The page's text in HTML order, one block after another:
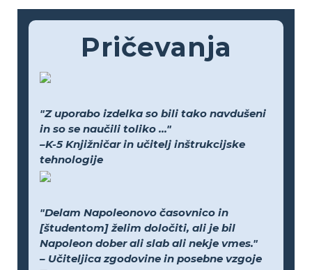
Pričevanja
"Z uporabo izdelka so bili tako navdušeni
in so se naučili toliko ..."
–K-5 Knjižničar in učitelj inštrukcijske
tehnologije
"Delam Napoleonovo časovnico in
[študentom] želim določiti, ali je bil
Napoleon dober ali slab ali nekje vmes."
– Učiteljica zgodovine in posebne vzgoje